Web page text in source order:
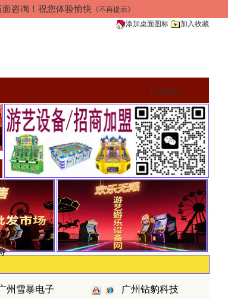
咨询！祝您体验愉快《不再提示》
添加桌面图标
加入收藏
Loading...
州雪暴电子 广州钻豹科技